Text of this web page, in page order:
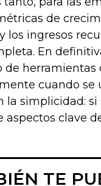
de
los ingresos
En
de herramientas
cuando se
la simplicidad:
aspectos clave
TE